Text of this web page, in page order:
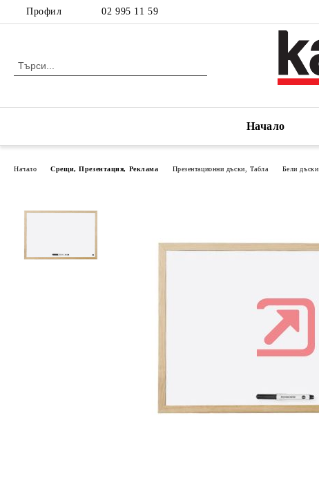
Профил 02 995 11 59
Начало
Начало Срещи, Презентация, Реклама Презентационни дъски, Табла Бели дъски